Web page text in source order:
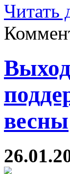
Читать
весны